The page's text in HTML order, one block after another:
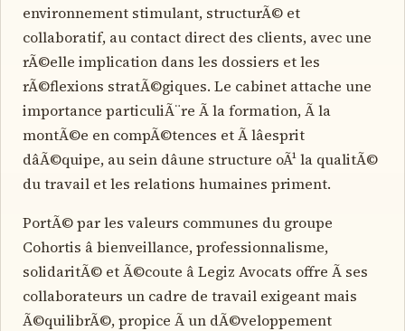
environnement stimulant, structurÃ© et
collaboratif, au contact direct des clients, avec une
rÃ©elle implication dans les dossiers et les
rÃ©flexions stratÃ©giques. Le cabinet attache une
importance particuliÃ¨re Ã la formation, Ã la
montÃ©e en compÃ©tences et Ã lâesprit
dâÃ©quipe, au sein dâune structure oÃ¹ la qualitÃ©
du travail et les relations humaines priment.
PortÃ© par les valeurs communes du groupe
Cohortis â bienveillance, professionnalisme,
solidaritÃ© et Ã©coute â Legiz Avocats offre Ã ses
collaborateurs un cadre de travail exigeant mais
Ã©quilibrÃ©, propice Ã un dÃ©veloppement